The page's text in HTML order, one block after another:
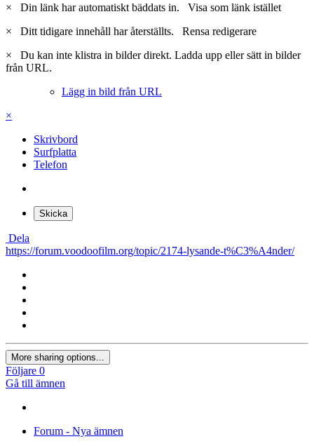
×
Din länk har automatiskt bäddats in. Visa som länk istället
×
Ditt tidigare innehåll har återställts. Rensa redigerare
×
Du kan inte klistra in bilder direkt. Ladda upp eller sätt in bilder
från URL.
Lägg in bild från URL
×
Skrivbord
Surfplatta
Telefon
Skicka
Dela
https://forum.voodoofilm.org/topic/2174-lysande-t%C3%A4nder/
More sharing options...
Följare 0
Gå till ämnen
Forum - Nya ämnen